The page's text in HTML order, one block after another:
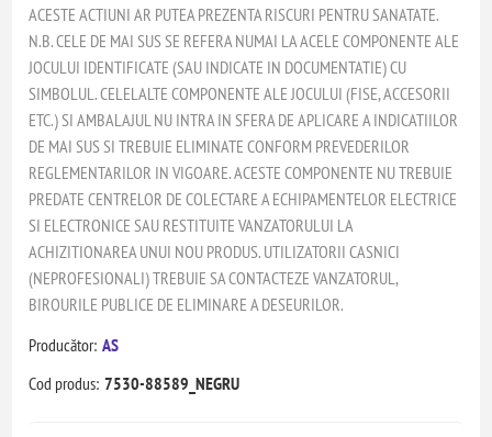
ACESTE ACTIUNI AR PUTEA PREZENTA RISCURI PENTRU SANATATE.
N.B. CELE DE MAI SUS SE REFERA NUMAI LA ACELE COMPONENTE ALE
JOCULUI IDENTIFICATE (SAU INDICATE IN DOCUMENTATIE) CU
SIMBOLUL. CELELALTE COMPONENTE ALE JOCULUI (FISE, ACCESORII
ETC.) SI AMBALAJUL NU INTRA IN SFERA DE APLICARE A INDICATIILOR
DE MAI SUS SI TREBUIE ELIMINATE CONFORM PREVEDERILOR
REGLEMENTARILOR IN VIGOARE. ACESTE COMPONENTE NU TREBUIE
PREDATE CENTRELOR DE COLECTARE A ECHIPAMENTELOR ELECTRICE
SI ELECTRONICE SAU RESTITUITE VANZATORULUI LA
ACHIZITIONAREA UNUI NOU PRODUS. UTILIZATORII CASNICI
(NEPROFESIONALI) TREBUIE SA CONTACTEZE VANZATORUL,
BIROURILE PUBLICE DE ELIMINARE A DESEURILOR.
Producător: AS
Cod produs: 7530-88589_NEGRU